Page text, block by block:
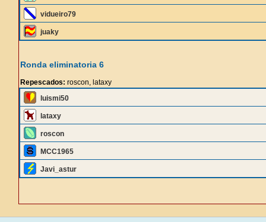
vidueiro79
juaky
Ronda eliminatoria 6
Repescados: roscon, lataxy
luismi50
lataxy
roscon
MCC1965
Javi_astur